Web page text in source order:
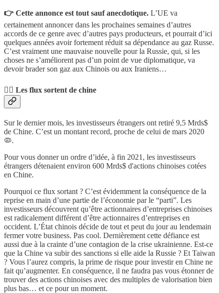
👉 Cette annonce est tout sauf anecdotique. L’UE va
certainement annoncer dans les prochaines semaines d’autres
accords de ce genre avec d’autres pays producteurs, et pourrait d’ici
quelques années avoir fortement réduit sa dépendance au gaz Russe.
C’est vraiment une mauvaise nouvelle pour la Russie, qui, si les
choses ne s’améliorent pas d’un point de vue diplomatique, va
devoir brader son gaz aux Chinois ou aux Iraniens…
🚴‍♀️ Les flux sortent de chine
Sur le dernier mois, les investisseurs étrangers ont retiré 9,5 Mrds$
de Chine. C’est un montant record, proche de celui de mars 2020
🦠.
Pour vous donner un ordre d’idée, à fin 2021, les investisseurs
étrangers détenaient environ 600 Mrds$ d'actions chinoises cotées
en Chine.
Pourquoi ce flux sortant ? C’est évidemment la conséquence de la
reprise en main d’une partie de l’économie par le “parti”. Les
investisseurs découvrent qu’être actionnaires d’entreprises chinoises
est radicalement différent d’être actionnaires d’entreprises en
occident. L’État chinois décide de tout et peut du jour au lendemain
fermer votre business. Pas cool. Dernièrement cette défiance est
aussi due à la crainte d’une contagion de la crise ukrainienne. Est-ce
que la Chine va subir des sanctions si elle aide la Russie ? Et Taiwan
? Vous l’aurez compris, la prime de risque pour investir en Chine ne
fait qu’augmenter. En conséquence, il ne faudra pas vous étonner de
trouver des actions chinoises avec des multiples de valorisation bien
plus bas… et ce pour un moment.